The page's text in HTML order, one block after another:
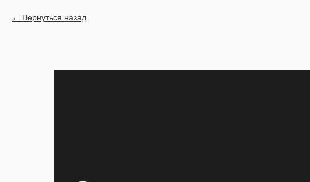
Вернуться назад